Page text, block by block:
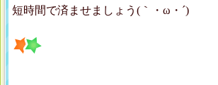
短時間で済ませましょう(｀・ω・´)ゞ